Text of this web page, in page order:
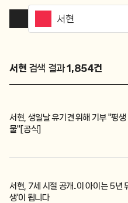
서현 검색 결과1,854건
서현, 생일날 유기견 위해 기부 "평
물"[공식]
서현, 7세 시절 공개..이 아이는 5년
생'이 됩니다